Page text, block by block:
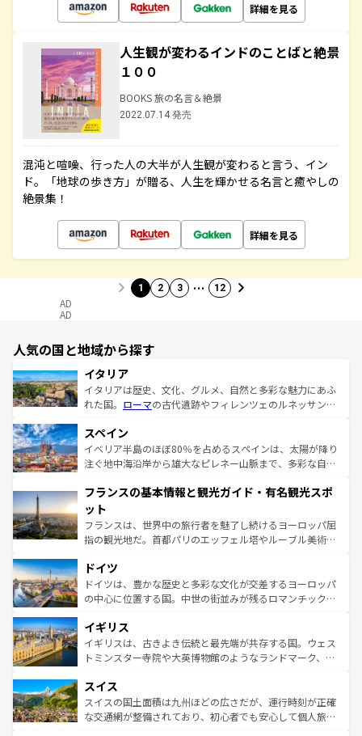
詳細を見る
人生観が変わるインドのことばと絶景
１００
BOOKS 旅の名言＆絶景
2022.07.14 発売
混沌と喧噪、行った人の大半が人生観が変わると言う、イン
ド。「地球の歩き方」が贈る、人生を輝かせる名言と癒やしの
絶景集！
詳細を見る
1 2 3 … 12
AD
AD
人気の国と地域から探す
イタリア
イタリアは歴史、文化、グルメ、自然と多彩な魅力にあふ
れた国。 ローマの古代遺跡やフィレンツェのルネッサンス
ろん、トスカーナの美しい田園風景やアマルフィ海岸の絶
景など、自然景観も見逃せない。観光の合間には、本場の
ピザやパスタなど、絶品のイタリア料理を堪能することも
ませてくれるイタリアで、忘れられない旅をしてみよう！
なお、新着のイタリア情報は
しい。
スペイン
イベリア半島のほぼ80％を占めるスペインは、太陽が降り
注ぐ地中海沿岸から雄大なピレネー山脈まで、多彩な自然
文化が根付くこの国では、情熱的なフラメンコ、熱気あふ
れる闘牛、そして美味しいタパスが生活の一部となってい
る。首都マドリードの洗練された雰囲気や、バルセロナの
アートに溢れた街角から、地方では古代ローマ遺跡や中世
せる。地方によって風土や気候が異なるスペインはその個
性で訪れる人を魅了する。 なお、新着のスペイン情報は コ
ンテンツ一覧を参照してほしい。
フランスの基本情報と観光ガイド・有名観光スポ
ット
フランスは、世界中の旅行者を魅了し続けるヨーロッパ屈
指の観光地だ。首都パリのエッフェル塔やルーブル美術館
で、幅広い魅力が詰まっている。華麗な宮殿、歴史的な大
聖堂、美しいビーチ、そして豊かな自然が、訪れる者を心
から魅了する。また、フランスは美食の国としても知ら
いる。シャンパンの発祥地であるランス、プロヴァンスの
香り高いラベンダー畑など、多彩な楽しみ方が可能だ。さ
らに、パリ以外の地域にも魅力が溢れており、どの街角に
れる地方に足を運ぶとそれぞれで全く異なる文化を体験で
きるだろう。 なお、新着のフランス情報はコンテンツ一覧
を参照してほしい。
ドイツ
ドイツは、豊かな歴史と多彩な文化が交差するヨーロッパ
の中心に位置する国。中世の街並みが残るロマンチック街
顔を持つこの国は、どこを歩いても飽きることがない。ベ
ルリンの文化的活気、バイエルン州のアルプスの絶景、そ
してライン川沿いのワイン畑といった風景は必見。ビール
は、お酒好きな人にはぜひ体験してほしい。 なお、新着の
ドイツ情報はコンテンツ一覧を参照してほしい。
イギリス
イギリスは、古きよき伝統と最先端が共存する国。ウェス
トミンスター寺院や大英博物館のようなランドマーク、歴
リアごとに異なる魅力がある。また、優雅なアフタヌーン
ティー、ビール好きにはたまらない英国パブ、サッカー観
戦など、本場だからこそできる体験も豊富。イギリスを旅
スイス
スイスの国土面積は九州ほどの広さだが、運行時刻が正確
な交通網が整備されており、初心者でも安心して個人旅行